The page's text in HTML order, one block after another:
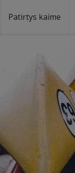
Patirtys kaime